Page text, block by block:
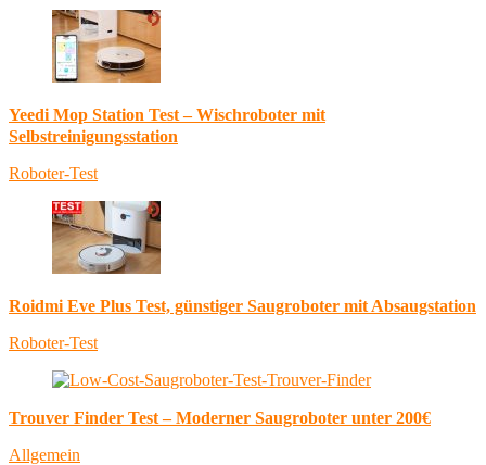
Yeedi Mop Station Test – Wischroboter mit
Selbstreinigungsstation
Roboter-Test
Roidmi Eve Plus Test, günstiger Saugroboter mit Absaugstation
Roboter-Test
Trouver Finder Test – Moderner Saugroboter unter 200€
Allgemein